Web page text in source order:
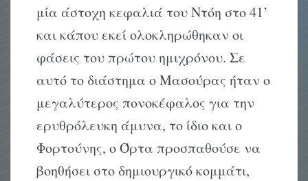
μία άστοχη κεφαλιά του Ντόη στο 41’
και κάπου εκεί ολοκληρώθηκαν οι
φάσεις του πρώτου ημιχρόνου. Σε
αυτό το διάστημα ο Μασούρας ήταν ο
μεγαλύτερος πονοκέφαλος για την
ερυθρόλευκη άμυνα, το ίδιο και ο
Φορτούνης, ο Όρτα προσπαθούσε να
βοηθήσει στο δημιουργικό κομμάτι,